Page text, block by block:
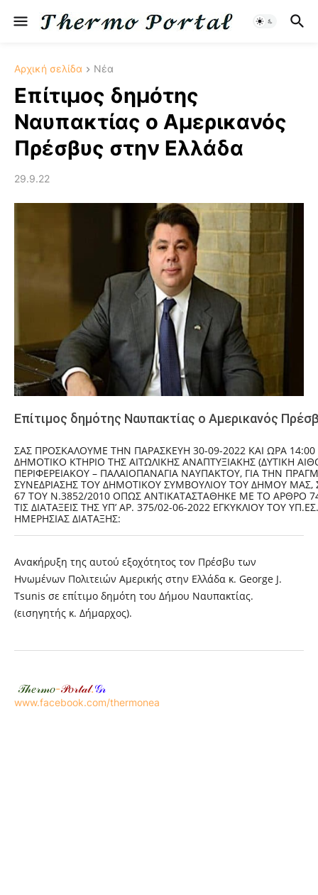
Αρχική σελίδα Νέα
Επίτιμος δημότης
Ναυπακτίας ο Αμερικανός
Πρέσβυς στην Ελλάδα
29.9.22
Επίτιμος δημότης Ναυπακτίας ο Αμερικανός
ΣΑΣ ΠΡΟΣΚΑΛΟΎΜΕ ΤΗΝ ΠΑΡΑΣΚΕΥΉ 30-09-2022 ΚΑΙ ΏΡΑ
ΔΗΜΟΤΙΚΌ ΚΤΉΡΙΟ ΤΗΣ ΑΙΤΩΛΙΚΉΣ ΑΝΑΠΤΥΞΙΑΚΉΣ (ΔΥΤΙΚΉ
ΠΕΡΙΦΕΡΕΙΑΚΟΎ – ΠΑΛΑΙΟΠΑΝΑΓΙΆ ΝΑΥΠΆΚΤΟΥ, ΓΙΑ ΤΗΝ
ΣΥΝΕΔΡΊΑΣΗΣ ΤΟΥ ΔΗΜΟΤΙΚΟΎ ΣΥΜΒΟΥΛΊΟΥ ΤΟΥ ΔΉΜΟΥ
67 ΤΟΥ Ν.3852/2010 ΌΠΩΣ ΑΝΤΙΚΑΤΑΣΤΆΘΗΚΕ ΜΕ ΤΟ ΆΡΘΡΟ
ΤΙΣ ΔΙΑΤΆΞΕΙΣ ΤΗΣ ΥΠ’ ΑΡ. 375/02-06-2022 ΕΓΚΥΚΛΊΟΥ ΤΟΥ
ΗΜΕΡΉΣΙΑΣ ΔΙΆΤΑΞΗΣ:
Ανακήρυξη της αυτού εξοχότητος τον Πρέσβυ των
Ηνωμένων Πολιτειών Αμερικής στην Ελλάδα κ. George J.
Tsunis σε επίτιμο δημότη του Δήμου Ναυπακτίας.
(εισηγητής κ. Δήμαρχος).
𝒯𝒽𝑒𝓇𝓂𝑜-𝒫𝑜𝓇𝓉𝒶𝓁.𝒢𝓇
www.facebook.com/thermonea